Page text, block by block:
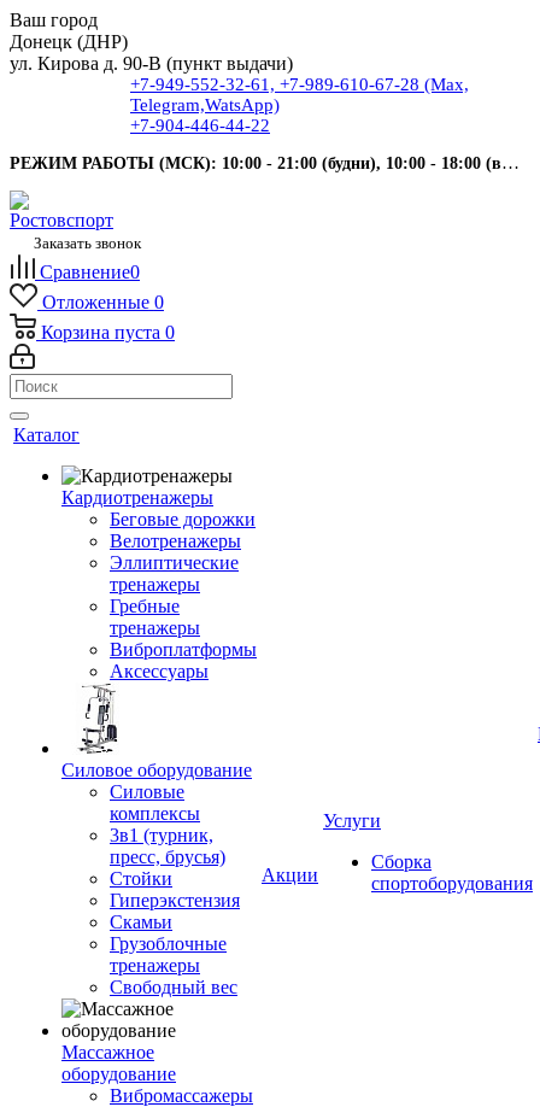
Ваш город
Донецк (ДНР)
ул. Кирова д. 90-В (пункт выдачи)
+7-949-552-32-61, +7-989-610-67-28 (Max,
Telegram,WatsApp)
+7-904-446-44-22
РЕЖИМ РАБОТЫ (МСК): 10:00 - 21:00 (будни), 10:00 - 18:00 (выходные).
Заказать звонок
Сравнение0
Отложенные 0
Корзина пуста 0
Каталог
Кардиотренажеры
Беговые дорожки
Велотренажеры
Эллиптические
тренажеры
Гребные
тренажеры
Виброплатформы
Аксессуары
Силовое оборудование
Силовые
комплексы
3в1 (турник,
пресс, брусья)
Стойки
Гиперэкстензия
Скамьи
Грузоблочные
тренажеры
Свободный вес
Массажное
оборудование
Вибромассажеры
Акции
Услуги
Сборка
спортоборудования